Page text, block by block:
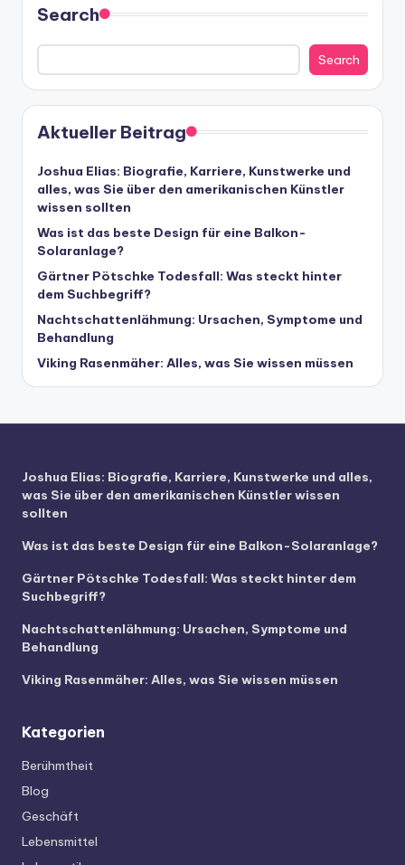
Search
Search
Aktueller Beitrag
Joshua Elias: Biografie, Karriere, Kunstwerke und
alles, was Sie über den amerikanischen Künstler
wissen sollten
Was ist das beste Design für eine Balkon-
Solaranlage?
Gärtner Pötschke Todesfall: Was steckt hinter
dem Suchbegriff?
Nachtschattenlähmung: Ursachen, Symptome und
Behandlung
Viking Rasenmäher: Alles, was Sie wissen müssen
Joshua Elias: Biografie, Karriere, Kunstwerke und alles,
was Sie über den amerikanischen Künstler wissen
sollten
Was ist das beste Design für eine Balkon-Solaranlage?
Gärtner Pötschke Todesfall: Was steckt hinter dem
Suchbegriff?
Nachtschattenlähmung: Ursachen, Symptome und
Behandlung
Viking Rasenmäher: Alles, was Sie wissen müssen
Kategorien
Berühmtheit
Blog
Geschäft
Lebensmittel